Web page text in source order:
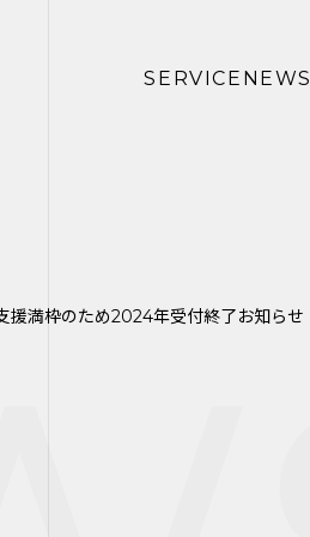
SERVICE NEWS
援満枠のため2024年受付終了お知らせ